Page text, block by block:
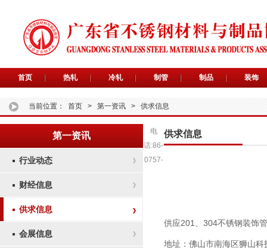
首页 热轧 冷轧 制管 制品 装饰
当前位置： 首页 > 第一资讯 > 供求信息
第一资讯
行业动态
财经信息
供求信息
会展信息
供求信息
供应201、304不锈钢装饰管
地址：佛山市南海区狮山
电
话:86-
0757-